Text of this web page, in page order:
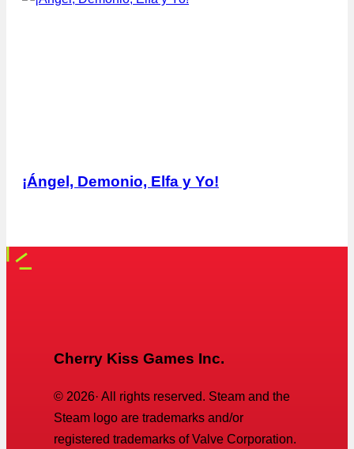
¡Ángel, Demonio, Elfa y Yo!
Cherry Kiss Games Inc.
© 2026· All rights reserved. Steam and the
Steam logo are trademarks and/or
registered trademarks of Valve Corporation.